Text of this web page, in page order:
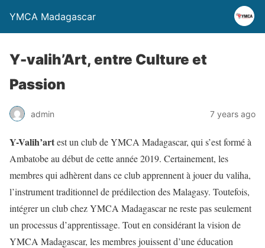
YMCA Madagascar
Y-valih’Art, entre Culture et
Passion
admin 7 years ago
Y-Valih’artest un club de YMCA Madagascar, qui s’est formé à
Ambatobe au début de cette année 2019. Certainement, les
membres qui adhèrent dans ce club apprennent à jouer du valiha,
l’instrument traditionnel de prédilection des Malagasy. Toutefois,
intégrer un club chez YMCA Madagascar ne reste pas seulement
un processus d’apprentissage. Tout en considérant la vision de
YMCA Madagascar, les membres jouissent d’une éducation